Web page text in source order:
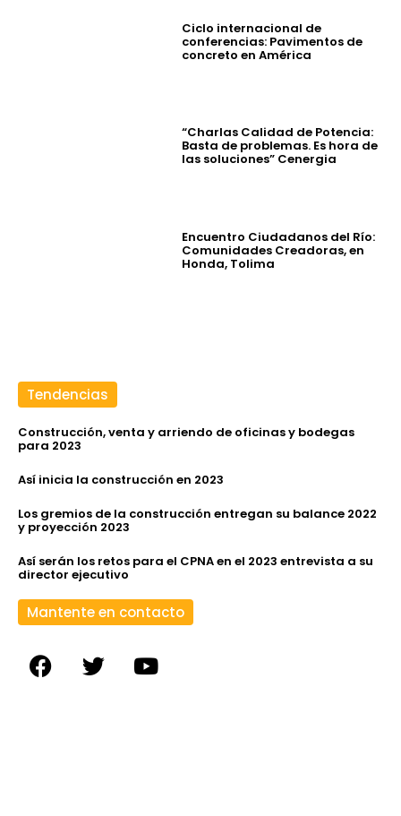
Ciclo internacional de
conferencias: Pavimentos de
concreto en América
“Charlas Calidad de Potencia:
Basta de problemas. Es hora de
las soluciones” Cenergia
Encuentro Ciudadanos del Río:
Comunidades Creadoras, en
Honda, Tolima
Tendencias
Construcción, venta y arriendo de oficinas y bodegas
para 2023
Así inicia la construcción en 2023
Los gremios de la construcción entregan su balance 2022
y proyección 2023
Así serán los retos para el CPNA en el 2023 entrevista a su
director ejecutivo
Mantente en contacto